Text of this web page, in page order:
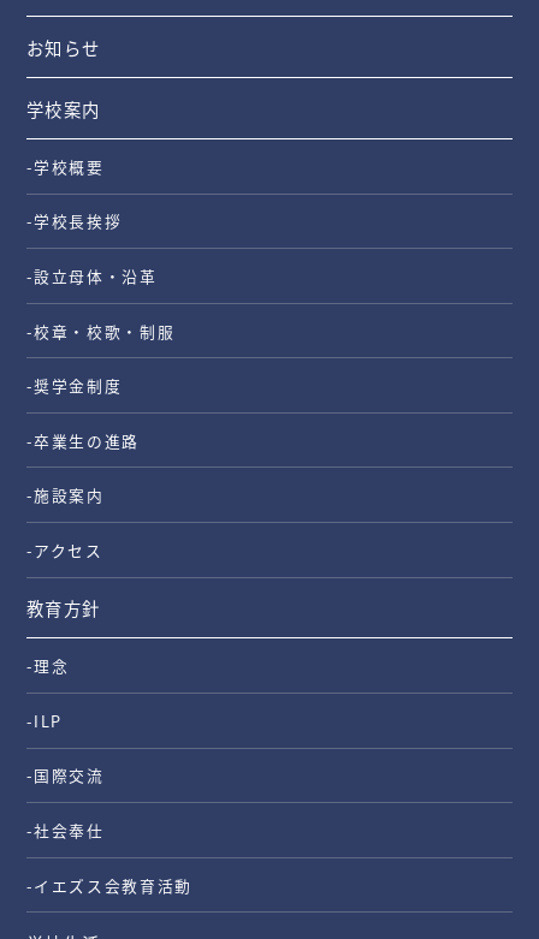
お知らせ
学校案内
-学校概要
-学校長挨拶
-設立母体・沿革
-校章・校歌・制服
-奨学金制度
-卒業生の進路
-施設案内
-アクセス
教育方針
-理念
-ILP
-国際交流
-社会奉仕
-イエズス会教育活動